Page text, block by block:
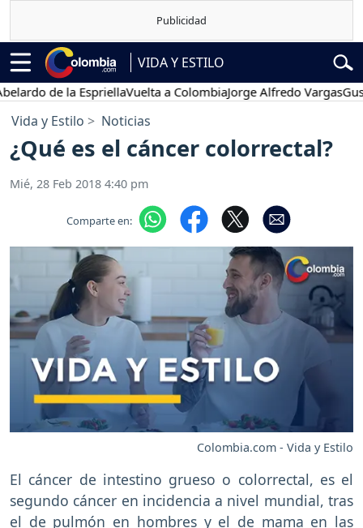
VIDA Y ESTILO
de la EspriellaVuelta a ColombiaJorge Alfredo VargasGustavo
Vida y Estilo Noticias
¿Qué es el cáncer colorrectal?
Mié, 28 Feb 2018 4:40 pm
Comparte en:
Colombia.com - Vida y Estilo
El cáncer de intestino grueso o colorrectal, es el
segundo cáncer en incidencia a nivel mundial, tras
el de pulmón en hombres y el de mama en las